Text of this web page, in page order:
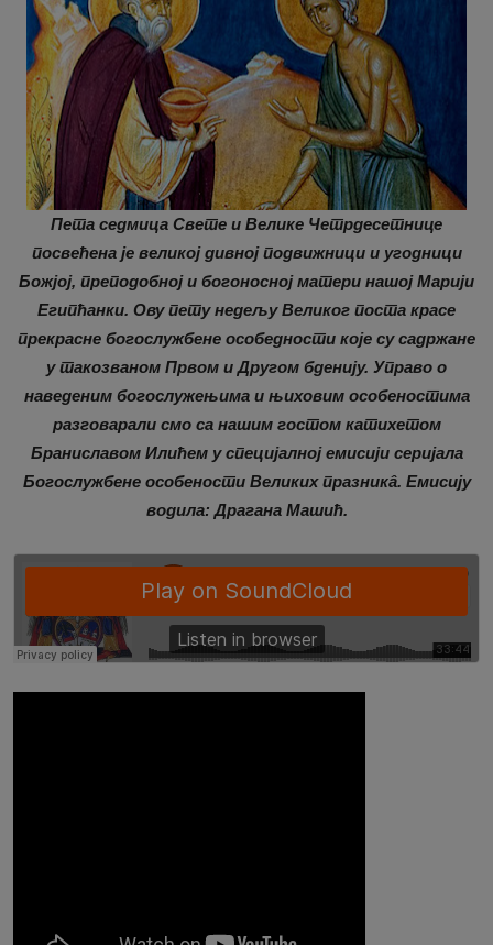
Пета седмица Свете и Велике Четрдесетнице
посвећена је великој дивној подвижници и угодници
Божјој, преподобној и богоносној матери нашој Марији
Египћанки. Ову пету недељу Великог поста красе
прекрасне богослужбене особедности које су садржане
у такозваном Првом и Другом бденију. Управо о
наведеним богослужењима и њиховим особеностима
разговарали смо са нашим гостом катихетом
Браниславом Илићем у специјалној емисији серијала
Богослужбене особености Великих празникâ. Емисију
водила: Драгана Машић.